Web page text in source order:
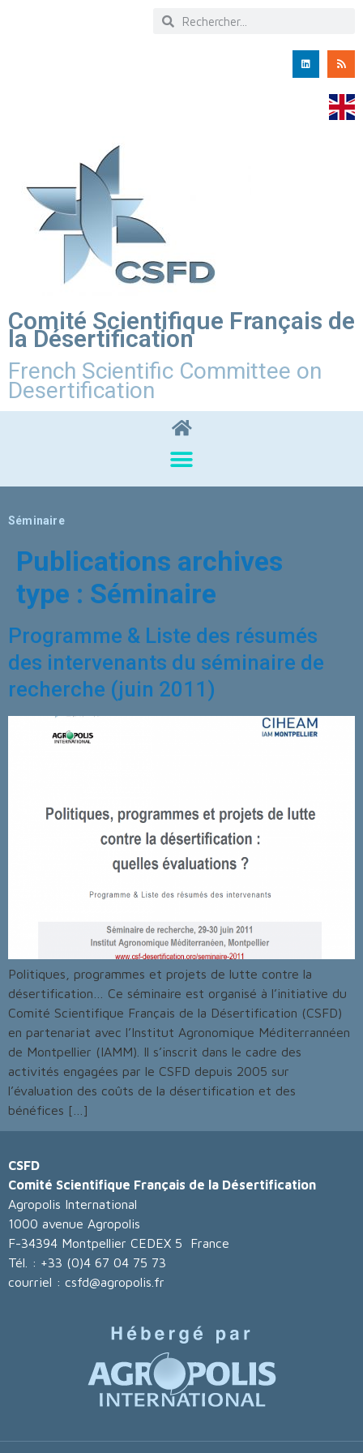
Comité Scientifique Français de
la Désertification
French Scientific Committee on
Desertification
Séminaire
Publications archives
type : Séminaire
Programme & Liste des résumés
des intervenants du séminaire de
recherche (juin 2011)
Politiques, programmes et projets de lutte contre la
désertification… Ce séminaire est organisé à l’initiative du
Comité Scientifique Français de la Désertification (CSFD)
en partenariat avec l’Institut Agronomique Méditerrannéen
de Montpellier (IAMM). Il s’inscrit dans le cadre des
activités engagées par le CSFD depuis 2005 sur
l’évaluation des coûts de la désertification et des
bénéfices […]
CSFD
Comité Scientifique Français de la Désertification
Agropolis International
1000 avenue Agropolis
F-34394 Montpellier CEDEX 5 France
Tél. : +33 (0)4 67 04 75 73
courriel : csfd@agropolis.fr